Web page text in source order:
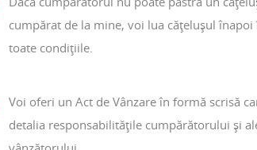
cumpărat de la mine, voi lua cățelușul înapoi
toate condițiile.
Voi oferi un Act de Vânzare în formă scrisă
detalia responsabilitățile cumpărătorului și